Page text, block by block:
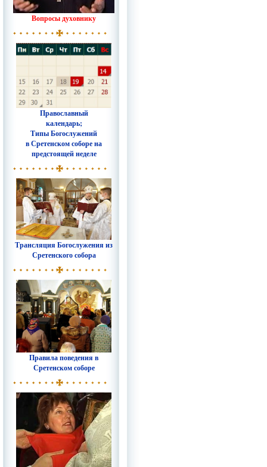
Вопросы духовнику
Православный
календарь;
Типы Богослужений
в Сретенском соборе на
предстоящей неделе
Трансляция Богослужения из
Сретенского собора
Правила поведения в
Сретенском соборе